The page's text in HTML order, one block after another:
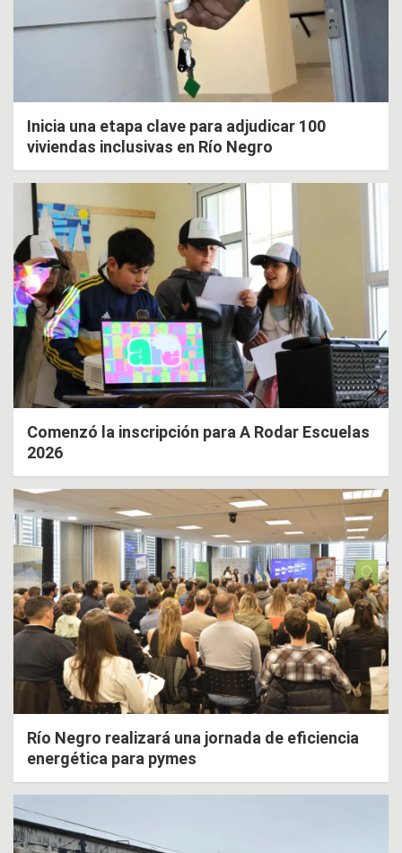
Inicia una etapa clave para adjudicar 100
viviendas inclusivas en Río Negro
Comenzó la inscripción para A Rodar Escuelas
2026
Río Negro realizará una jornada de eficiencia
energética para pymes